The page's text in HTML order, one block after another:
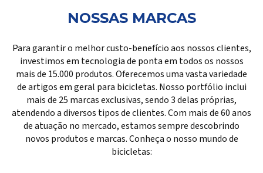
NOSSAS MARCAS
Para garantir o melhor custo-benefício aos nossos clientes,
investimos em tecnologia de ponta em todos os nossos
mais de 15.000 produtos. Oferecemos uma vasta variedade
de artigos em geral para bicicletas. Nosso portfólio inclui
mais de 25 marcas exclusivas, sendo 3 delas próprias,
atendendo a diversos tipos de clientes. Com mais de 60 anos
de atuação no mercado, estamos sempre descobrindo
novos produtos e marcas. Conheça o nosso mundo de
bicicletas: